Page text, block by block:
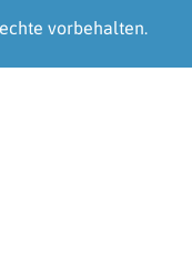
vorbehalten.